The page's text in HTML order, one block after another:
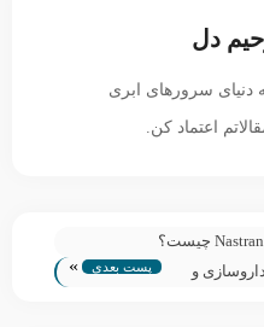
دل
دنیای سرورهای ابری
اعتماد کن.
و
پست بعدی »